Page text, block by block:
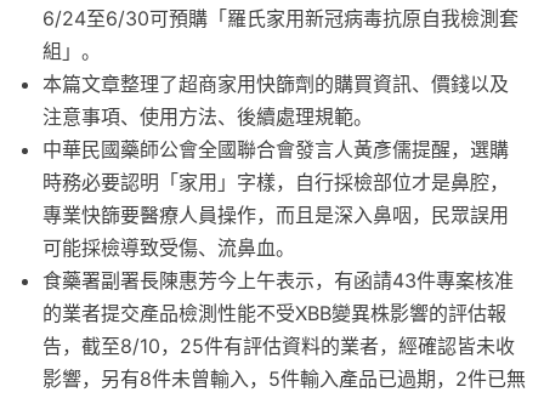
6/24至6/30可預購「羅氏家用新冠病毒抗原自我檢測套
組」。
本篇文章整理了超商家用快篩劑的購買資訊、價錢以及
注意事項、使用方法、後續處理規範。
中華民國藥師公會全國聯合會發言人黃彥儒提醒，選購
時務必要認明「家用」字樣，自行採檢部位才是鼻腔，
專業快篩要醫療人員操作，而且是深入鼻咽，民眾誤用
可能採檢導致受傷、流鼻血。
食藥署副署長陳惠芳今上午表示，有函請43件專案核准
的業者提交產品檢測性能不受XBB變異株影響的評估報
告，截至8/10，25件有評估資料的業者，經確認皆未收
影響，另有8件未曾輸入，5件輸入產品已過期，2件已無